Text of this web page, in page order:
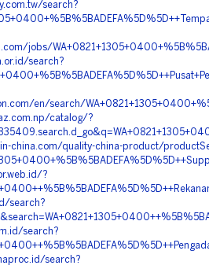
search?
jobs/
search?
en/search/
catalog/?
china.com/quality-china-product/
?
search?
search?
search?